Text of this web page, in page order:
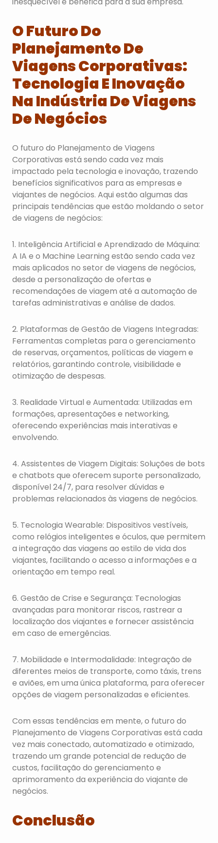
O Futuro Do
Planejamento De
Viagens Corporativas:
Tecnologia E Inovação
Na Indústria De Viagens
De Negócios
O futuro do Planejamento de Viagens
Corporativas está sendo cada vez mais
impactado pela tecnologia e inovação, trazendo
benefícios significativos para as empresas e
viajantes de negócios. Aqui estão algumas das
principais tendências que estão moldando o setor
de viagens de negócios:
1. Inteligência Artificial e Aprendizado de Máquina:
A IA e o Machine Learning estão sendo cada vez
mais aplicados no setor de viagens de negócios,
desde a personalização de ofertas e
recomendações de viagem até a automação de
tarefas administrativas e análise de dados.
2. Plataformas de Gestão de Viagens Integradas:
Ferramentas completas para o gerenciamento
de reservas, orçamentos, políticas de viagem e
relatórios, garantindo controle, visibilidade e
otimização de despesas.
3. Realidade Virtual e Aumentada: Utilizadas em
formações, apresentações e networking,
oferecendo experiências mais interativas e
envolvendo.
4. Assistentes de Viagem Digitais: Soluções de bots
e chatbots que oferecem suporte personalizado,
disponível 24/7, para resolver dúvidas e
problemas relacionados às viagens de negócios.
5. Tecnologia Wearable: Dispositivos vestíveis,
como relógios inteligentes e óculos, que permitem
a integração das viagens ao estilo de vida dos
viajantes, facilitando o acesso a informações e a
orientação em tempo real.
6. Gestão de Crise e Segurança: Tecnologias
avançadas para monitorar riscos, rastrear a
localização dos viajantes e fornecer assistência
em caso de emergências.
7. Mobilidade e Intermodalidade: Integração de
diferentes meios de transporte, como táxis, trens
e aviões, em uma única plataforma, para oferecer
opções de viagem personalizadas e eficientes.
Com essas tendências em mente, o futuro do
Planejamento de Viagens Corporativas está cada
vez mais conectado, automatizado e otimizado,
trazendo um grande potencial de redução de
custos, facilitação do gerenciamento e
aprimoramento da experiência do viajante de
negócios.
Conclusão